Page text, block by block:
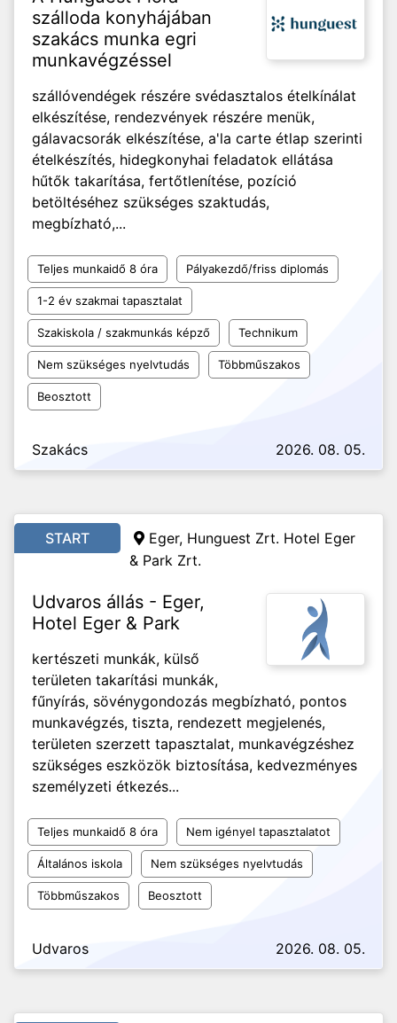
szálloda konyhájában
szakács munka egri
munkavégzéssel
szállóvendégek részére svédasztalos ételkínálat
elkészítése, rendezvények részére menük,
gálavacsorák elkészítése, a'la carte étlap szerinti
ételkészítés, hidegkonyhai feladatok ellátása
hűtők takarítása, fertőtlenítése, pozíció
betöltéséhez szükséges szaktudás,
megbízható,...
Teljes munkaidő 8 óra Pályakezdő/friss diplomás
1-2 év szakmai tapasztalat
Szakiskola / szakmunkás képző Technikum
Nem szükséges nyelvtudás Többműszakos
Beosztott
Szakács 2026. 08. 05.
START
Eger, Hunguest Zrt. Hotel Eger
& Park Zrt.
Udvaros állás - Eger,
Hotel Eger & Park
kertészeti munkák, külső
területen takarítási munkák,
fűnyírás, sövénygondozás megbízható, pontos
munkavégzés, tiszta, rendezett megjelenés,
területen szerzett tapasztalat, munkavégzéshez
szükséges eszközök biztosítása, kedvezményes
személyzeti étkezés...
Teljes munkaidő 8 óra Nem igényel tapasztalatot
Általános iskola Nem szükséges nyelvtudás
Többműszakos Beosztott
Udvaros 2026. 08. 05.